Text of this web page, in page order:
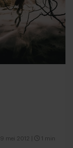
9 mei 2012 1 min